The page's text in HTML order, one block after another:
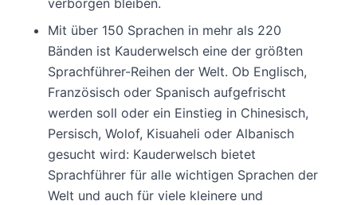
verborgen bleiben.
Mit über 150 Sprachen in mehr als 220
Bänden ist Kauderwelsch eine der größten
Sprachführer-Reihen der Welt. Ob Englisch,
Französisch oder Spanisch aufgefrischt
werden soll oder ein Einstieg in Chinesisch,
Persisch, Wolof, Kisuaheli oder Albanisch
gesucht wird: Kauderwelsch bietet
Sprachführer für alle wichtigen Sprachen der
Welt und auch für viele kleinere und